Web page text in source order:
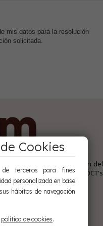
mis datos para la resolución
solicitada.
S.A. está en posesión del
estructural, válido para OCT's
Cookies
terceros para fines
personalizada en base
hábitos de navegación
política de cookies.